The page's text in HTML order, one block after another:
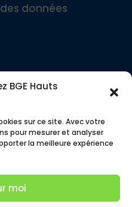
BGE Hauts
sur ce site. Avec votre
pour mesurer et analyser
la meilleure expérience
moi
données
– Siège social, 4 rue
Tous droits réservés